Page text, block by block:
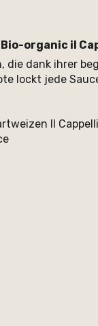
Bio-organic il
die dank ihrer
lockt jede
Il Cappelli